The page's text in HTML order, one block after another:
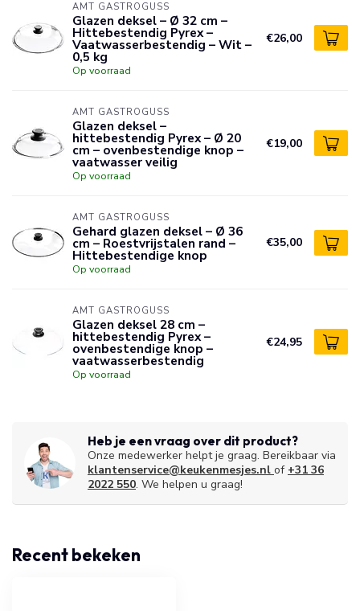
AMT GASTROGUSS
Glazen deksel – Ø 32 cm –
Hittebestendig Pyrex –
Vaatwasserbestendig – Wit –
0,5 kg
Op voorraad
€26,00
AMT GASTROGUSS
Glazen deksel –
hittebestendig Pyrex – Ø 20
cm – ovenbestendige knop –
vaatwasser veilig
Op voorraad
€19,00
AMT GASTROGUSS
Gehard glazen deksel – Ø 36
cm – Roestvrijstalen rand –
Hittebestendige knop
Op voorraad
€35,00
AMT GASTROGUSS
Glazen deksel 28 cm –
hittebestendig Pyrex –
ovenbestendige knop –
vaatwasserbestendig
Op voorraad
€24,95
Heb je een vraag over dit product?
Onze medewerker helpt je graag. Bereikbaar via
klantenservice@keukenmesjes.nl of +31 36
2022 550. We helpen u graag!
Recent bekeken